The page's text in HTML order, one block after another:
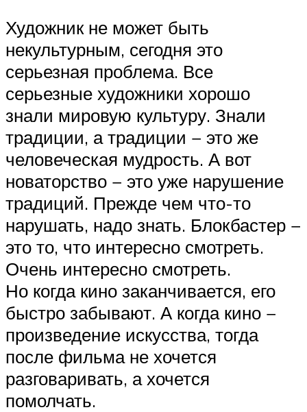
Художник не может быть
некультурным, сегодня это
серьезная проблема. Все
серьезные художники хорошо
знали мировую культуру. Знали
традиции, а традиции − это же
человеческая мудрость. А вот
новаторство − это уже нарушение
традиций. Прежде чем что-то
нарушать, надо знать. Блокбастер −
это то, что интересно смотреть.
Очень интересно смотреть.
Но когда кино заканчивается, его
быстро забывают. А когда кино −
произведение искусства, тогда
после фильма не хочется
разговаривать, а хочется
помолчать.